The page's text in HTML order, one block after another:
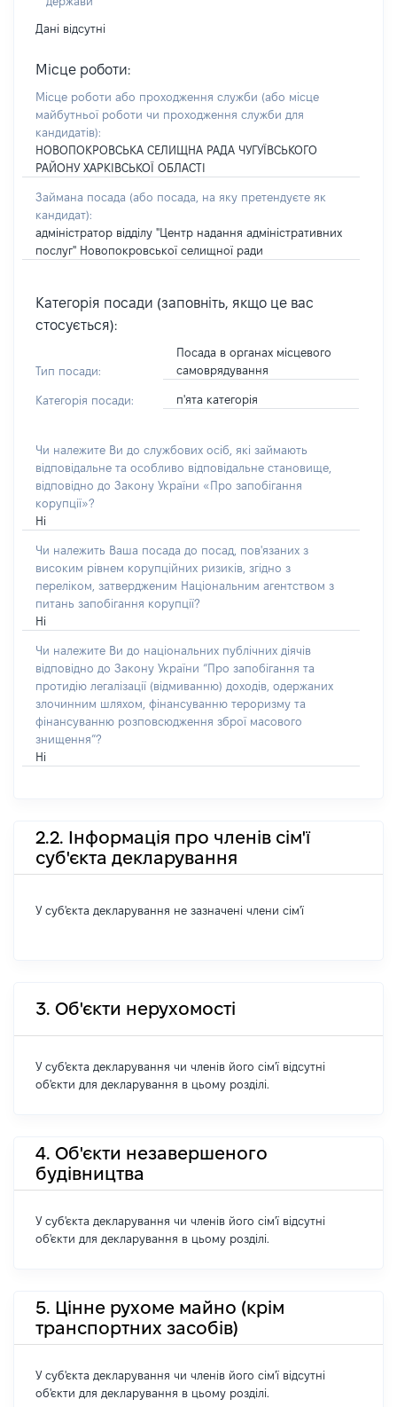
Дані відсутні
Місце роботи:
Місце роботи або проходження служби (або місце
майбутньої роботи чи проходження служби для
кандидатів):
НОВОПОКРОВСЬКА СЕЛИЩНА РАДА ЧУГУЇВСЬКОГО
РАЙОНУ ХАРКІВСЬКОЇ ОБЛАСТІ
Займана посада (або посада, на яку претендуєте як
кандидат):
адміністратор відділу "Центр надання адміністративних
послуг" Новопокровської селищної ради
Категорія посади (заповніть, якщо це вас
стосується):
Тип посади:
Посада в органах місцевого
самоврядування
Категорія посади: п'ята категорія
Чи належите Ви до службових осіб, які займають
відповідальне та особливо відповідальне становище,
відповідно до Закону України «Про запобігання
корупції»?
Ні
Чи належить Ваша посада до посад, пов'язаних з
високим рівнем корупційних ризиків, згідно з
переліком, затвердженим Національним агентством з
питань запобігання корупції?
Ні
Чи належите Ви до національних публічних діячів
відповідно до Закону України “Про запобігання та
протидію легалізації (відмиванню) доходів, одержаних
злочинним шляхом, фінансуванню тероризму та
фінансуванню розповсюдження зброї масового
знищення”?
Ні
2.2. Інформація про членів сім'ї
суб'єкта декларування
У суб'єкта декларування не зазначені члени сім'ї
3. Об'єкти нерухомості
У суб'єкта декларування чи членів його сім'ї відсутні
об'єкти для декларування в цьому розділі.
4. Об'єкти незавершеного
будівництва
У суб'єкта декларування чи членів його сім'ї відсутні
об'єкти для декларування в цьому розділі.
5. Цінне рухоме майно (крім
транспортних засобів)
У суб'єкта декларування чи членів його сім'ї відсутні
об'єкти для декларування в цьому розділі.